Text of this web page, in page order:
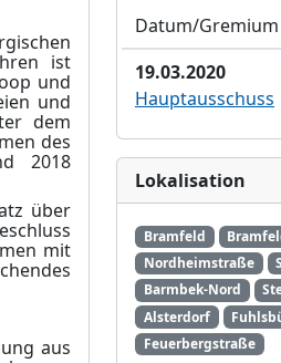
ist
und
und
dem
des
2018
über
mit
aus
Datum/Gremium
19.03.2020
Hauptausschuss
Lokalisation
Bramfeld
Nordheimstraße
Barmbek-Nord
Alsterdorf
Feuerbergstraße